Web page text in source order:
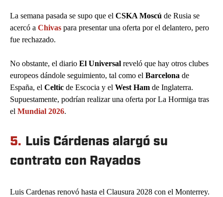
La semana pasada se supo que el CSKA Moscú de Rusia se
acercó a Chivas para presentar una oferta por el delantero, pero
fue rechazado.
No obstante, el diario El Universal reveló que hay otros clubes
europeos dándole seguimiento, tal como el Barcelona de
España, el Celtic de Escocia y el West Ham de Inglaterra.
Supuestamente, podrían realizar una oferta por La Hormiga tras
el Mundial 2026.
5. Luis Cárdenas alargó su
contrato con Rayados
Luis Cardenas renovó hasta el Clausura 2028 con el Monterrey.